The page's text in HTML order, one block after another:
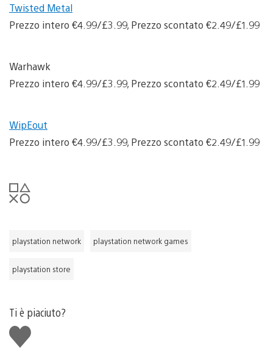
Twisted Metal
Prezzo intero €4.99/£3.99, Prezzo scontato €2.49/£1.99
Warhawk
Prezzo intero €4.99/£3.99, Prezzo scontato €2.49/£1.99
WipEout
Prezzo intero €4.99/£3.99, Prezzo scontato €2.49/£1.99
playstation network playstation network games
playstation store
Ti è piaciuto?
Mi
piace